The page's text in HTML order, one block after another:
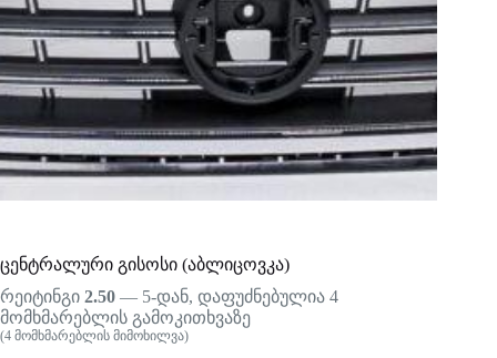
ცენტრალური გისოსი (აბლიცოვკა)
რეიტინგი 2.50 — 5-დან, დაფუძნებულია 4
მომხმარებლის გამოკითხვაზე
(4 მომხმარებლის მიმოხილვა)